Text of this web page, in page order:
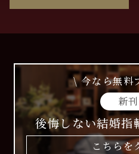
\ 今なら無料
新
後悔しない結婚指
こちらを